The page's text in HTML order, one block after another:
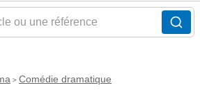
ou une référence
> Comédie dramatique